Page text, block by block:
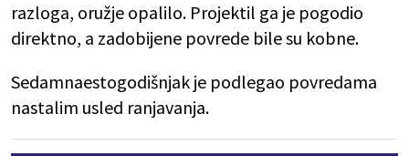
razloga, oružje opalilo. Projektil ga je pogodio
direktno, a zadobijene povrede bile su kobne.
Sedamnaestogodišnjak je podlegao povredama
nastalim usled ranjavanja.